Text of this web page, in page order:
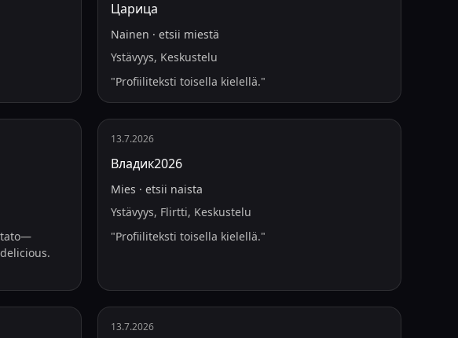
Царица
Nainen ·etsii miestä
Ystävyys, Keskustelu
"Profiiliteksti toisella kielellä."
13.7.2026
Владик2026
Mies ·etsii naista
Ystävyys, Flirtti, Keskustelu
"Profiiliteksti toisella kielellä."
13.7.2026